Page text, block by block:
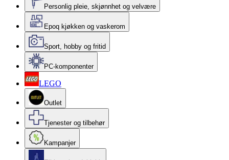
Personlig pleie, skjønnhet og velvære
Epoq kjøkken og vaskerom
Sport, hobby og fritid
PC-komponenter
LEGO
Outlet
Tjenester og tilbehør
Kampanjer